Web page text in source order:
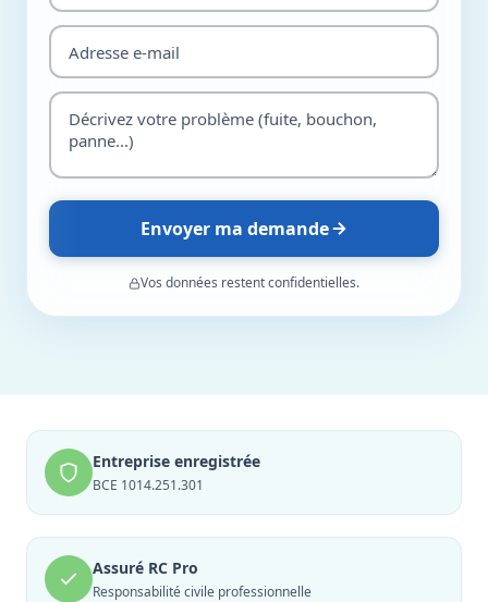
Envoyer ma demande
Vos données restent confidentielles.
Entreprise enregistrée
BCE 1014.251.301
Assuré RC Pro
Responsabilité civile professionnelle